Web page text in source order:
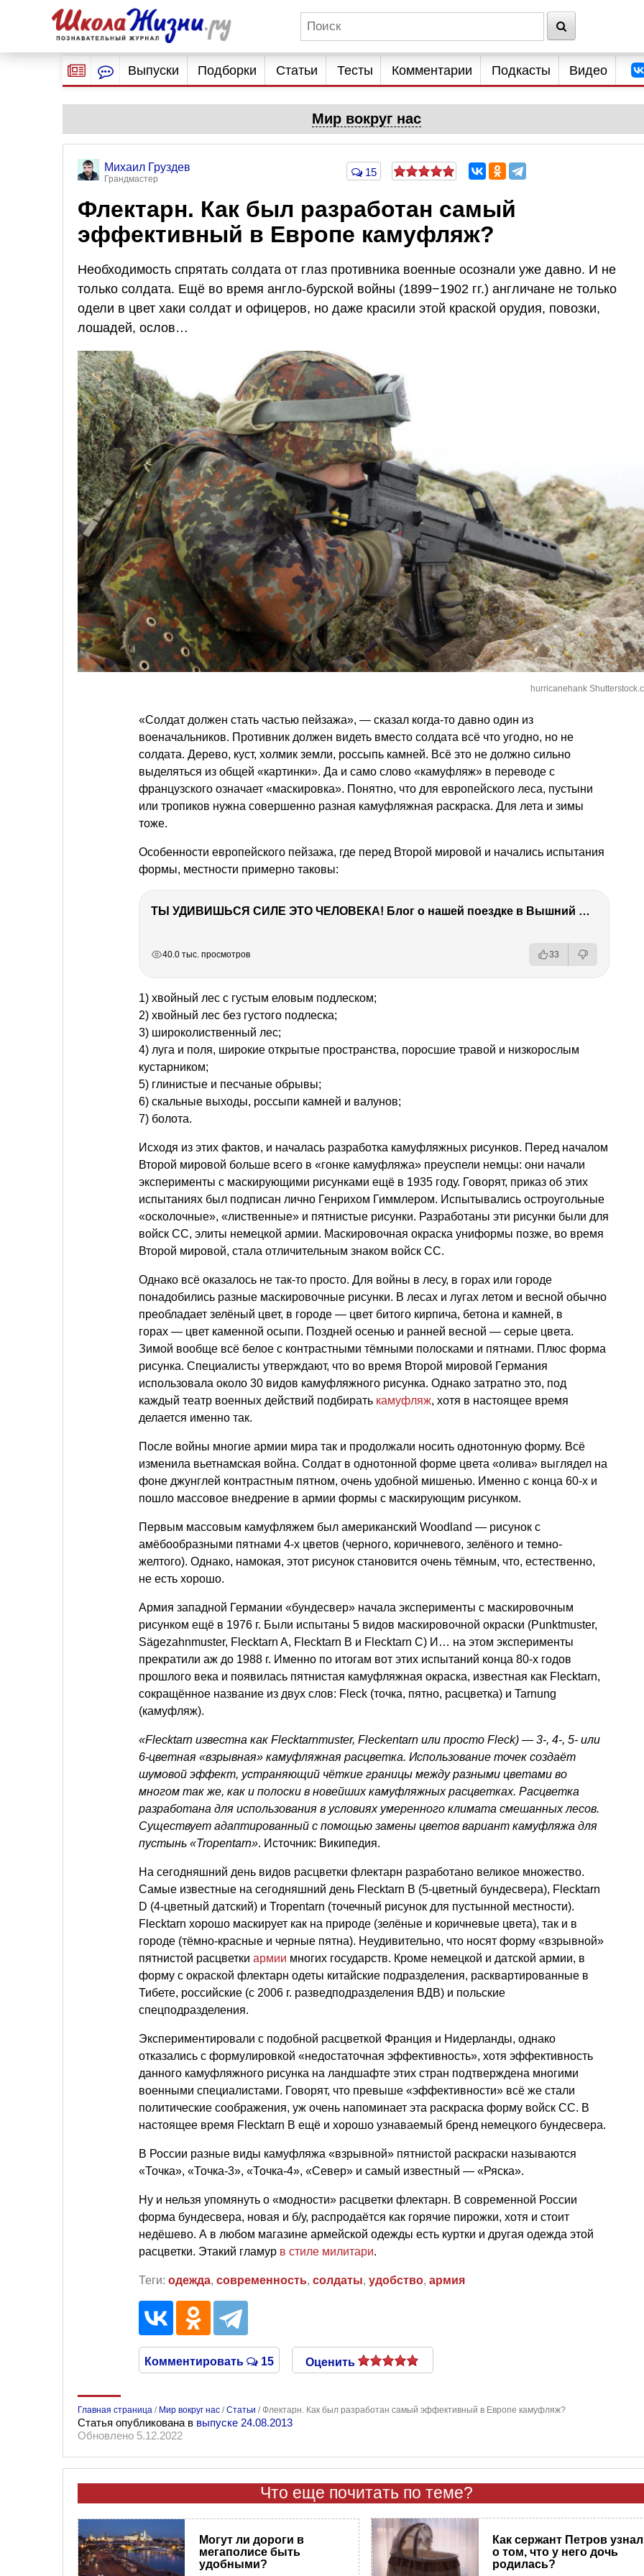
Выпуски Подборки Статьи Тесты Комментарии Подкасты Видео
Мир вокруг нас
Михаил Груздев
Грандмастер
15
Флектарн. Как был разработан самый
эффективный в Европе камуфляж?
Необходимость спрятать солдата от глаз противника военные осознали уже давно. И не
только солдата. Ещё во время англо-бурской войны (1899−1902 гг.) англичане не только
одели в цвет хаки солдат и офицеров, но даже красили этой краской орудия, повозки,
лошадей, ослов…
hurricanehank
«Солдат должен стать частью пейзажа», — сказал когда-то давно один из
военачальников. Противник должен видеть вместо солдата всё что угодно, но не
солдата. Дерево, куст, холмик земли, россыпь камней. Всё это не должно сильно
выделяться из общей «картинки». Да и само слово «камуфляж» в переводе с
французского означает «маскировка». Понятно, что для европейского леса, пустыни
или тропиков нужна совершенно разная камуфляжная раскраска. Для лета и зимы
тоже.
Особенности европейского пейзажа, где перед Второй мировой и начались испытания
формы, местности примерно таковы:
ТЫ УДИВИШЬСЯ СИЛЕ ЭТО ЧЕЛОВЕКА! Блог о нашей поездке в Вышний Волочек
40.0 тыс. просмотров 33
1) хвойный лес с густым еловым подлеском;
2) хвойный лес без густого подлеска;
3) широколиственный лес;
4) луга и поля, широкие открытые пространства, поросшие травой и низкорослым
кустарником;
5) глинистые и песчаные обрывы;
6) скальные выходы, россыпи камней и валунов;
7) болота.
Исходя из этих фактов, и началась разработка камуфляжных рисунков. Перед началом
Второй мировой больше всего в «гонке камуфляжа» преуспели немцы: они начали
эксперименты с маскирующими рисунками ещё в 1935 году. Говорят, приказ об этих
испытаниях был подписан лично Генрихом Гиммлером. Испытывались остроугольные
«осколочные», «лиственные» и пятнистые рисунки. Разработаны эти рисунки были для
войск СС, элиты немецкой армии. Маскировочная окраска униформы позже, во время
Второй мировой, стала отличительным знаком войск СС.
Однако всё оказалось не так-то просто. Для войны в лесу, в горах или городе
понадобились разные маскировочные рисунки. В лесах и лугах летом и весной обычно
преобладает зелёный цвет, в городе — цвет битого кирпича, бетона и камней, в
горах — цвет каменной осыпи. Поздней осенью и ранней весной — серые цвета.
Зимой вообще всё белое с контрастными тёмными полосками и пятнами. Плюс форма
рисунка. Специалисты утверждают, что во время Второй мировой Германия
использовала около 30 видов камуфляжного рисунка. Однако затратно это, под
каждый театр военных действий подбирать камуфляж, хотя в настоящее время
делается именно так.
После войны многие армии мира так и продолжали носить однотонную форму. Всё
изменила вьетнамская война. Солдат в однотонной форме цвета «олива» выглядел на
фоне джунглей контрастным пятном, очень удобной мишенью. Именно с конца 60-х и
пошло массовое внедрение в армии формы с маскирующим рисунком.
Первым массовым камуфляжем был американский Woodland — рисунок с
амёбообразными пятнами 4-х цветов (черного, коричневого, зелёного и темно-
желтого). Однако, намокая, этот рисунок становится очень тёмным, что, естественно,
не есть хорошо.
Армия западной Германии «бундесвер» начала эксперименты с маскировочным
рисунком ещё в 1976 г. Были испытаны 5 видов маскировочной окраски (Punktmuster,
Sägezahnmuster, Flecktarn A, Flecktarn B и Flecktarn C) И… на этом эксперименты
прекратили аж до 1988 г. Именно по итогам вот этих испытаний конца 80-х годов
прошлого века и появилась пятнистая камуфляжная окраска, известная как Flecktarn,
сокращённое название из двух слов: Fleck (точка, пятно, расцветка) и Tarnung
(камуфляж).
«Flecktarn известна как Flecktarnmuster, Fleckentarn или просто Fleck) — 3-, 4-, 5- или
6-цветная «взрывная» камуфляжная расцветка. Использование точек создаёт
шумовой эффект, устраняющий чёткие границы между разными цветами во
многом так же, как и полоски в новейших камуфляжных расцветках. Расцветка
разработана для использования в условиях умеренного климата смешанных лесов.
Существует адаптированный с помощью замены цветов вариант камуфляжа для
пустынь «Tropentarn». Источник: Википедия.
На сегодняшний день видов расцветки флектарн разработано великое множество.
Самые известные на сегодняшний день Flecktarn B (5-цветный бундесвера), Flecktarn
D (4-цветный датский) и Tropentarn (точечный рисунок для пустынной местности).
Flecktarn хорошо маскирует как на природе (зелёные и коричневые цвета), так и в
городе (тёмно-красные и черные пятна). Неудивительно, что носят форму «взрывной»
пятнистой расцветки армии многих государств. Кроме немецкой и датской армии, в
форму с окраской флектарн одеты китайские подразделения, расквартированные в
Тибете, российские (с 2006 г. разведподразделения ВДВ) и польские
спецподразделения.
Экспериментировали с подобной расцветкой Франция и Нидерланды, однако
отказались с формулировкой «недостаточная эффективность», хотя эффективность
данного камуфляжного рисунка на ландшафте этих стран подтверждена многими
военными специалистами. Говорят, что превыше «эффективности» всё же стали
политические соображения, уж очень напоминает эта раскраска форму войск СС. В
настоящее время Flecktarn B ещё и хорошо узнаваемый бренд немецкого бундесвера.
В России разные виды камуфляжа «взрывной» пятнистой раскраски называются
«Точка», «Точка-3», «Точка-4», «Север» и самый известный — «Ряска».
Ну и нельзя упомянуть о «модности» расцветки флектарн. В современной России
форма бундесвера, новая и б/у, распродаётся как горячие пирожки, хотя и стоит
недёшево. А в любом магазине армейской одежды есть куртки и другая одежда этой
расцветки. Этакий гламур в стиле милитари.
Теги: одежда, современность, солдаты, удобство, армия
Комментировать 15 Оценить
Главная страница / Мир вокруг нас /Статьи /Флектарн. Как был разработан самый эффективный в Европе камуфляж?
Статья опубликована в выпуске 24.08.2013
Обновлено 5.12.2022
Что еще почитать по теме?
Могут ли дороги в
мегаполисе быть
удобными?
Как сержант Петров узнал
о том, что у него дочь
родилась?